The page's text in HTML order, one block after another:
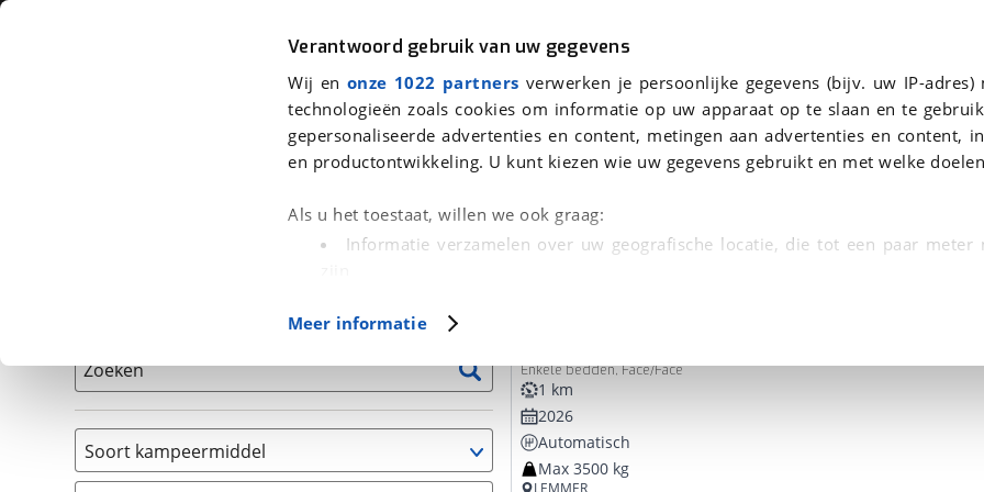
Verantwoord gebruik van uw gegevens
Wij en onze 1022 partners verwerken je persoonlijke gegevens (bijv. uw IP-adres)
technologieën zoals cookies om informatie op uw apparaat op te slaan en te
gepersonaliseerde advertenties en content, metingen aan advertenties en content,
en productontwikkeling. U kunt kiezen wie uw gegevens gebruikt en met welke
Als u het toestaat, willen we ook graag:
Informatie verzamelen over uw geografische locatie, die tot een paar meter
(fingerprinting)
in. U kunt uw toestemming op elk moment wijzigen of
Cookieverklaring.
Met cookies en vergelijkbare technieken zorgen we voor een betere en meer
Functionele cookies zorgen ervoor dat de website goed werkt. Ook gebruiken we
Meer informatie
Auto Fiets Motor
Kampeervoertuigen
We hebben 13 kampeervoertuigen voor je gevonden
Zoeken
Soort kampeermiddel
Camper (13)
Enkele bedden, Face/Face
1 km
2026
Automatisch
Max 3500 kg
LEMMER